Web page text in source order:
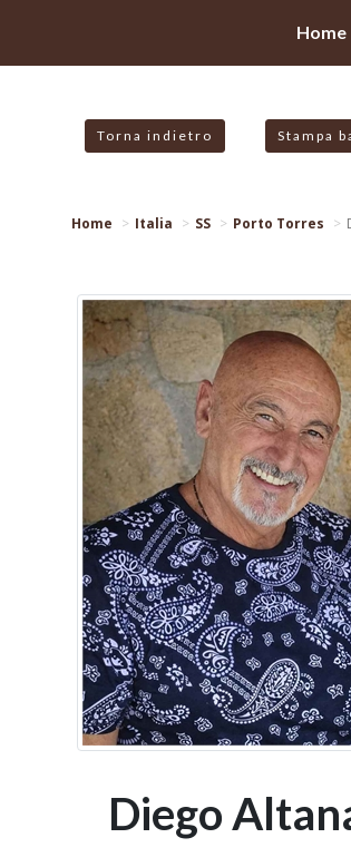
Home
Torna indietro Stampa
Home Italia SS Porto Torres
Diego
proseguendo la navigazione in altra